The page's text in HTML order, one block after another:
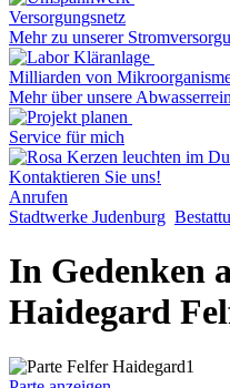
Versorgungsnetz
Mehr zu unserer
Milliarden von
Mehr über unsere
Service für mich
Kontaktieren Sie uns!
Anrufen
Stadtwerke Judenburg
In Gedenken
Haidegard